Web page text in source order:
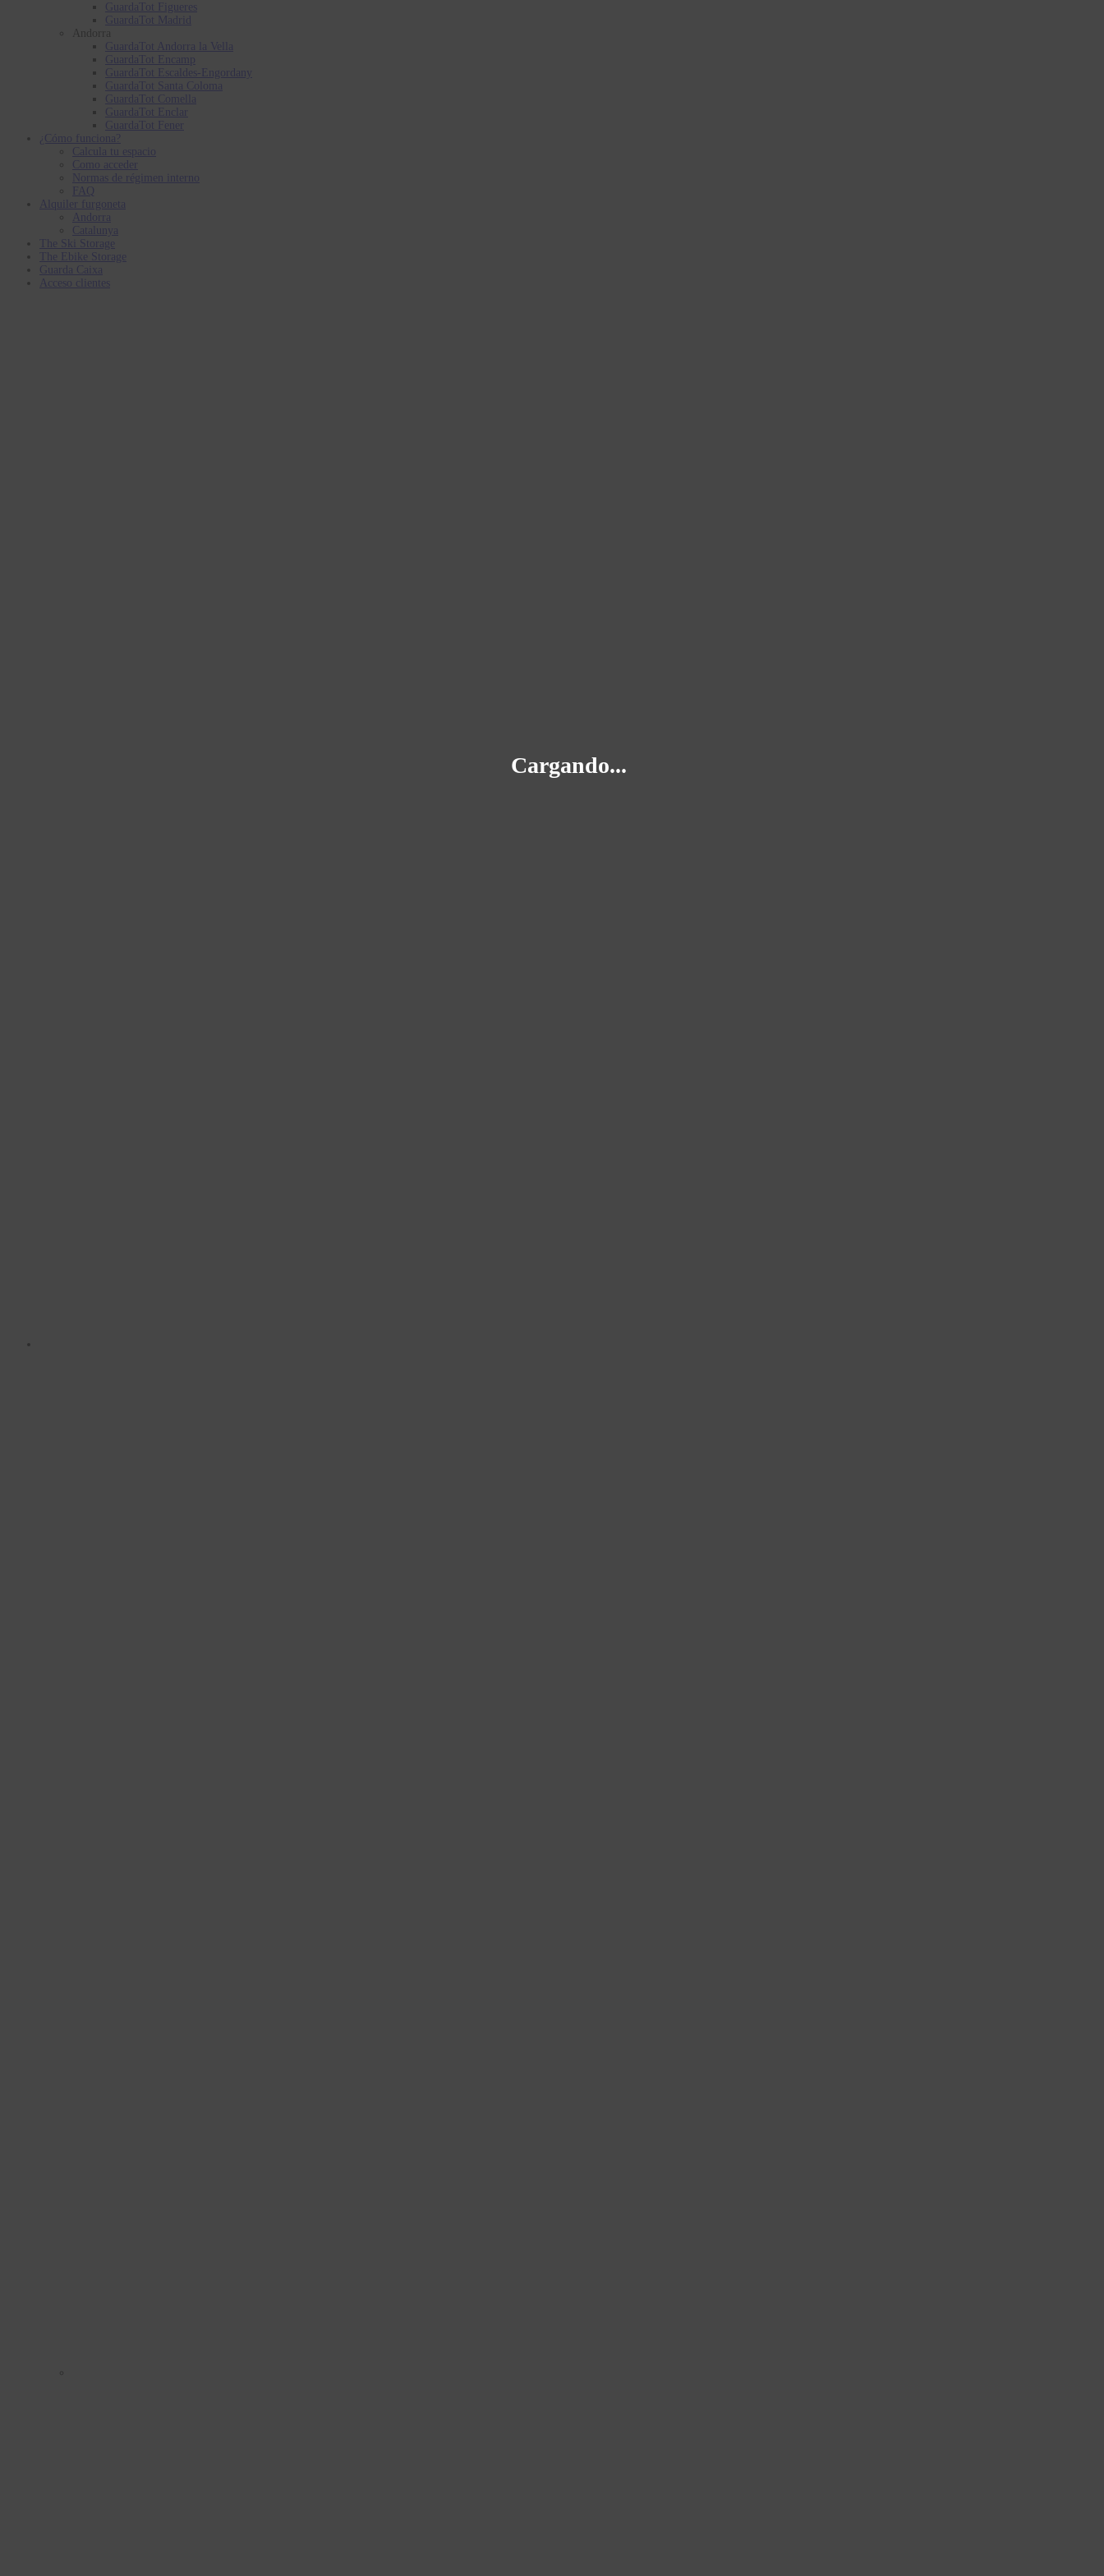
GuardaTot Figueres
GuardaTot Madrid
Andorra
GuardaTot Andorra la Vella
GuardaTot Encamp
GuardaTot Escaldes-Engordany
GuardaTot Santa Coloma
GuardaTot Comella
GuardaTot Enclar
GuardaTot Fener
¿Cómo funciona?
Calcula tu espacio
Como acceder
Normas de régimen interno
FAQ
Alquiler furgoneta
Andorra
Catalunya
The Ski Storage
The Ebike Storage
Guarda Caixa
Acceso clientes
Cargando...